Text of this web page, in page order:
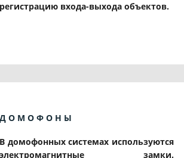
регистрацию входа-выхода объектов.
ДОМОФОНЫ
В домофонных системах используются
электромагнитные замки.